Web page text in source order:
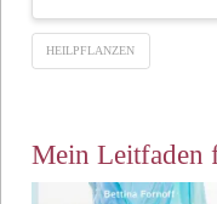
HEILPFLANZEN
Mein Leitfaden